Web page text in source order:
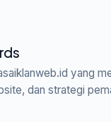
yang
dan strategi